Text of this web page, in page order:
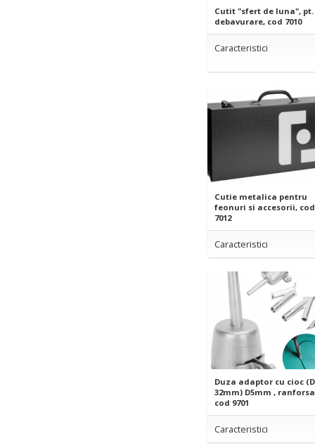
Cutit "sfert de luna", pt.
debavurare, cod 7010
Caracteristici
Cutie metalica pentru
feonuri si accesorii,
7012
Caracteristici
Duza adaptor cu cioc (D
32mm) D5mm ,
cod 9701
Caracteristici